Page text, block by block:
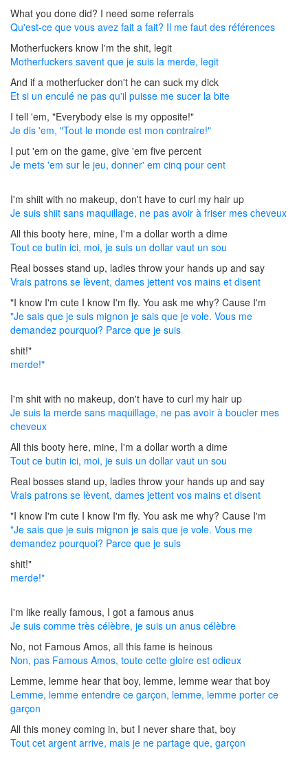
What you done did? I need some referrals
Qu'est-ce que vous avez fait a fait? Il me faut des références
Motherfuckers know I'm the shit, legit
Motherfuckers savent que je suis la merde, legit
And if a motherfucker don't he can suck my dick
Et si un enculé ne pas qu'il puisse me sucer la bite
I tell 'em, "Everybody else is my opposite!"
Je dis 'em, "Tout le monde est mon contraire!"
I put 'em on the game, give 'em five percent
Je mets 'em sur le jeu, donner' em cinq pour cent
I'm shiit with no makeup, don't have to curl my hair up
Je suis shiit sans maquillage, ne pas avoir à friser mes cheveux
All this booty here, mine, I'm a dollar worth a dime
Tout ce butin ici, moi, je suis un dollar vaut un sou
Real bosses stand up, ladies throw your hands up and say
Vrais patrons se lèvent, dames jettent vos mains et disent
"I know I'm cute I know I'm fly. You ask me why? Cause I'm
"Je sais que je suis mignon je sais que je vole. Vous me
demandez pourquoi? Parce que je suis
shit!"
merde!"
I'm shit with no makeup, don't have to curl my hair up
Je suis la merde sans maquillage, ne pas avoir à boucler mes
cheveux
All this booty here, mine, I'm a dollar worth a dime
Tout ce butin ici, moi, je suis un dollar vaut un sou
Real bosses stand up, ladies throw your hands up and say
Vrais patrons se lèvent, dames jettent vos mains et disent
"I know I'm cute I know I'm fly. You ask me why? Cause I'm
"Je sais que je suis mignon je sais que je vole. Vous me
demandez pourquoi? Parce que je suis
shit!"
merde!"
I'm like really famous, I got a famous anus
Je suis comme très célèbre, je suis un anus célèbre
No, not Famous Amos, all this fame is heinous
Non, pas Famous Amos, toute cette gloire est odieux
Lemme, lemme hear that boy, lemme, lemme wear that boy
Lemme, lemme entendre ce garçon, lemme, lemme porter ce
garçon
All this money coming in, but I never share that, boy
Tout cet argent arrive, mais je ne partage que, garçon